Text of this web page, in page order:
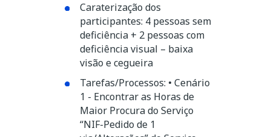
Caraterização dos
participantes: 4 pessoas sem
deficiência + 2 pessoas com
deficiência visual – baixa
visão e cegueira
Tarefas/Processos: • Cenário
1 - Encontrar as Horas de
Maior Procura do Serviço
“NIF-Pedido de 1